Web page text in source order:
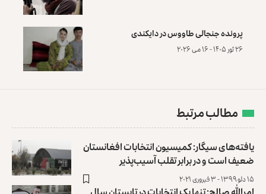
پرونده‌ جنجالی طاووس در دایکندی
۲۶ ثور ۱۴۰۵ - ۱۶ می ۲۰۲۶
مطالب مرتبط
یافته‌های سیگار: کمیسیون انتخابات افغانستان
ضعیف است و در برابر تقلب آسیب‌پذیر
۱۵ دلو ۱۳۹۹ - ۳ فبروری ۲۰۲۱